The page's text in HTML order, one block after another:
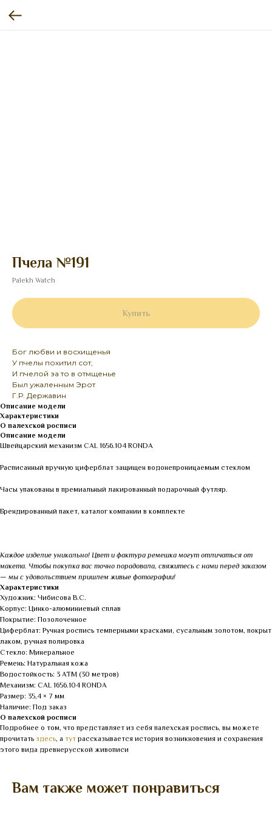
Пчела №191
Palekh Watch
Купить
Бог любви и восхищенья
У пчелы похитил сот,
И пчелой за то в отмщенье
Был ужаленным Эрот
Г.Р. Державин
Описание модели
Характеристики
О палехской росписи
Описание модели
Швейцарский механизм CAL 1656.104 RONDA
Расписанный вручную циферблат защищен водонепроницаемым стеклом
Часы упакованы в премиальный лакированный подарочный футляр.
Брендированный пакет, каталог компании в комплекте
Каждое изделие уникально! Цвет и фактура ремешка могут отличаться от
макета. Чтобы покупка вас точно порадовала, свяжитесь с нами перед заказом
— мы с удовольствием пришлем живые фотографии!
Характеристики
Художник: Чибисова В.С.
Корпус: Цинко-алюминиевый сплав
Покрытие: Позолоченное
Циферблат: Ручная роспись темперными красками, сусальным золотом, покрыт
лаком, ручная полировка
Стекло: Минеральное
Ремень: Натуральная кожа
Водостойкость: 3 АТМ (30 метров)
Механизм: CAL 1656.104 RONDA
Размер: 35,4 × 7 мм
Наличие: Под заказ
О палехской росписи
Подробнее о том, что представляет из себя палехская роспись, вы можете
прочитать здесь, а тут рассказывается история возникновения и сохранения
этого вида древнерусской живописи
Вам также может понравиться